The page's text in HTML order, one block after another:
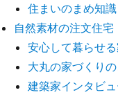
住まいのまめ知識
自然素材の注文住宅
安心して暮らせ
大丸の家づくり
建築家インタビ